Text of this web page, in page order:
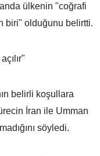
ülkenin "coğrafi
biri" olduğunu belirtti.
belirli koşullara
İran ile Umman
söyledi.